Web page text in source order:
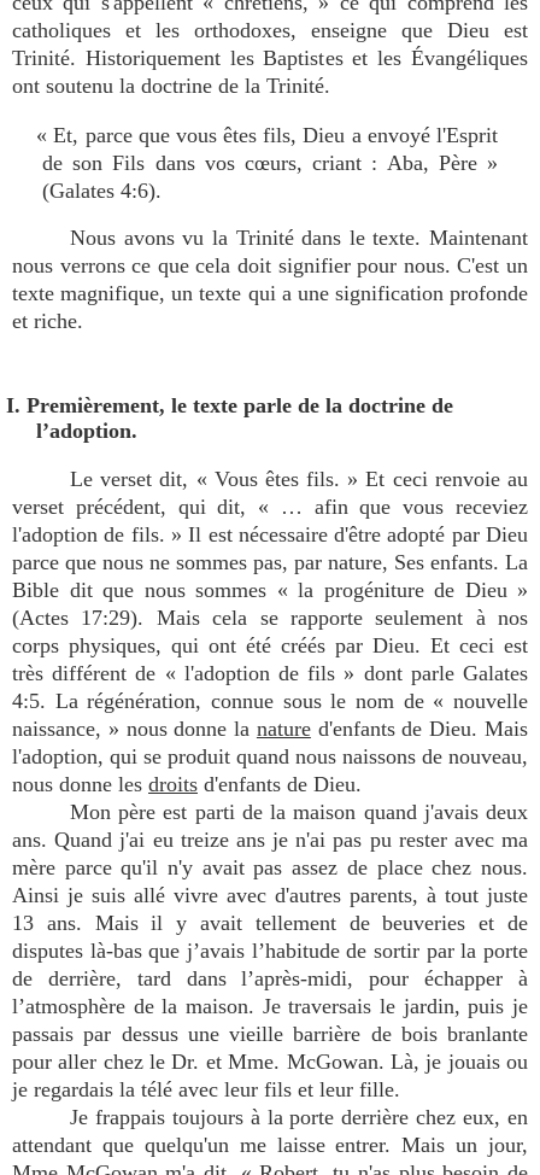
catholiques et les orthodoxes, enseigne que Dieu est
Trinité. Historiquement les Baptistes et les Évangéliques
ont soutenu la doctrine de la Trinité.
« Et, parce que vous êtes fils, Dieu a envoyé l'Esprit
de son Fils dans vos cœurs, criant : Aba, Père »
(Galates 4:6).
Nous avons vu la Trinité dans le texte. Maintenant
nous verrons ce que cela doit signifier pour nous. C'est un
texte magnifique, un texte qui a une signification profonde
et riche.
I. Premièrement, le texte parle de la doctrine de
l’adoption.
Le verset dit, « Vous êtes fils. » Et ceci renvoie au
verset précédent, qui dit, « … afin que vous receviez
l'adoption de fils. » Il est nécessaire d'être adopté par Dieu
parce que nous ne sommes pas, par nature, Ses enfants. La
Bible dit que nous sommes « la progéniture de Dieu »
(Actes 17:29). Mais cela se rapporte seulement à nos
corps physiques, qui ont été créés par Dieu. Et ceci est
très différent de « l'adoption de fils » dont parle Galates
4:5. La régénération, connue sous le nom de « nouvelle
naissance, » nous donne la natured'enfants de Dieu. Mais
l'adoption, qui se produit quand nous naissons de nouveau,
nous donne les droits d'enfants de Dieu.
Mon père est parti de la maison quand j'avais deux
ans. Quand j'ai eu treize ans je n'ai pas pu rester avec ma
mère parce qu'il n'y avait pas assez de place chez nous.
Ainsi je suis allé vivre avec d'autres parents, à tout juste
13 ans. Mais il y avait tellement de beuveries et de
disputes là-bas que j’avais l’habitude de sortir par la porte
de derrière, tard dans l’après-midi, pour échapper à
l’atmosphère de la maison. Je traversais le jardin, puis je
passais par dessus une vieille barrière de bois branlante
pour aller chez le Dr. et Mme. McGowan. Là, je jouais ou
je regardais la télé avec leur fils et leur fille.
Je frappais toujours à la porte derrière chez eux, en
attendant que quelqu'un me laisse entrer. Mais un jour,